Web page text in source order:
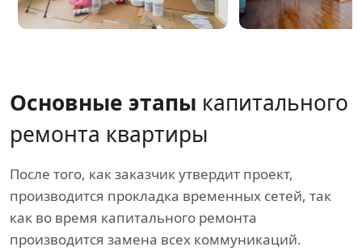
Основные этапы капитального
ремонта квартиры
После того, как заказчик утвердит проект,
производится прокладка временных сетей, так
как во время капитального ремонта
производится замена всех коммуникаций.